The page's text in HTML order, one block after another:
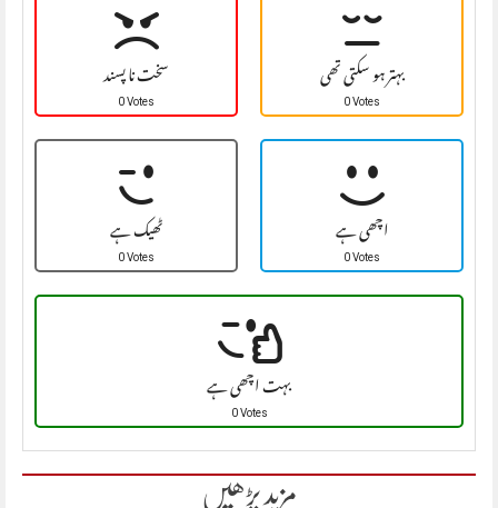
سخت نا پسند
0 Votes بہتر ہو سکتی تھی
0 Votes
ٹھیک ہے
0 Votes اچھی ہے
0 Votes
بہت اچھی ہے
0 Votes
مزید پڑھیں